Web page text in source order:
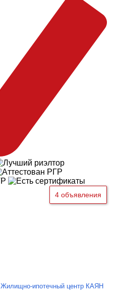
4 объявления
Жилищно-ипотечный центр КАЯН